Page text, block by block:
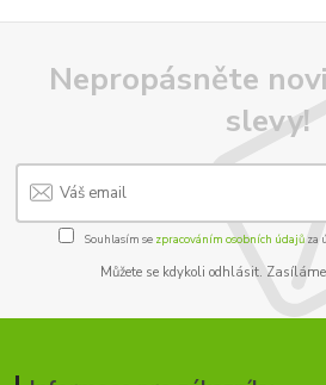
Nepropásněte
slevy!
Souhlasím se zpracováním osobních údajůza
Můžete se kdykoli odhlásit.